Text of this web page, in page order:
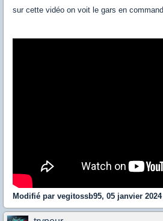
sur cette vidéo on voit le gars en
Modifié par vegitossb95, 05 janvier 2024